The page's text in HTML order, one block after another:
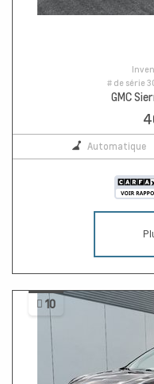
# de série
GMC
Automatique
10